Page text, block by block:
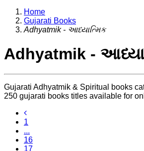
Home
Gujarati Books
Adhyatmik - આધ્યાત્મિક
Adhyatmik -
Gujarati Adhyatmik & Spiritual books
250 gujarati books titles available for
1
...
16
17